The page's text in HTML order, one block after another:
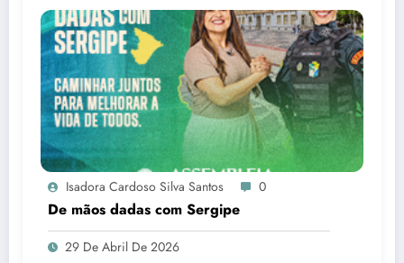
Isadora Cardoso Silva Santos 0
De mãos dadas com Sergipe
29 De Abril De 2026